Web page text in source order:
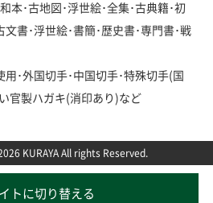
本･古地図･浮世絵･全集･古典籍･初
文書･浮世絵･書簡･歴史書･専門書･戦
･外国切手･中国切手･特殊切手(国
官製ハガキ(消印あり)など
KURAYA All rights Reserved.
トに切り替える